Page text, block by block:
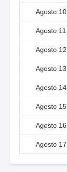
Agosto 10
Agosto 11
Agosto 12
Agosto 13
Agosto 14
Agosto 15
Agosto 16
Agosto 17